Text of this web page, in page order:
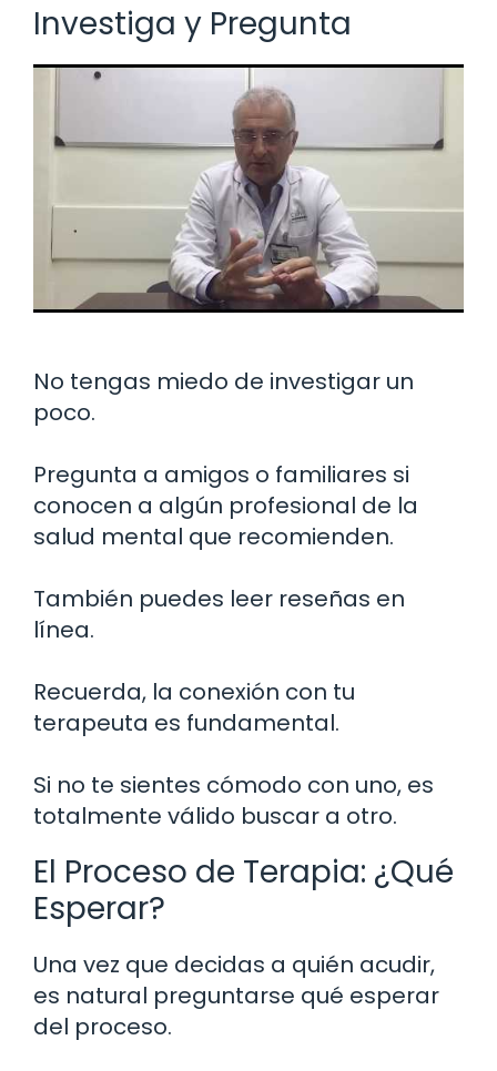
Investiga y Pregunta
No tengas miedo de investigar un
poco.
Pregunta a amigos o familiares si
conocen a algún profesional de la
salud mental que recomienden.
También puedes leer reseñas en
línea.
Recuerda, la conexión con tu
terapeuta es fundamental.
Si no te sientes cómodo con uno, es
totalmente válido buscar a otro.
El Proceso de Terapia: ¿Qué
Esperar?
Una vez que decidas a quién acudir,
es natural preguntarse qué esperar
del proceso.